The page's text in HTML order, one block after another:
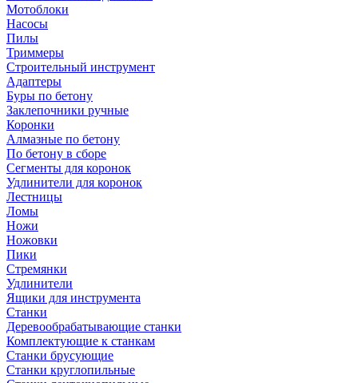
Мотоблоки
Насосы
Пилы
Триммеры
Строительный инструмент
Адаптеры
Буры по бетону
Заклепочники ручные
Коронки
Алмазные по бетону
По бетону в сборе
Сегменты для коронок
Удлинители для коронок
Лестницы
Ломы
Ножи
Ножовки
Пики
Стремянки
Удлинители
Ящики для инструмента
Станки
Деревообрабатывающие станки
Комплектующие к станкам
Станки брусующие
Станки круглопильные